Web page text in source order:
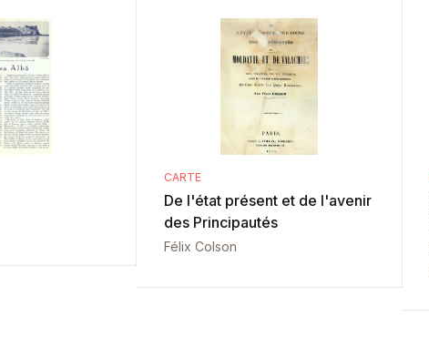
CARTE
De l'état présent et de l'avenir
des Principautés
Félix Colson